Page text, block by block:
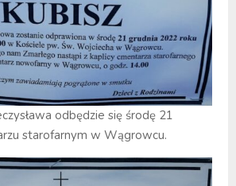
odbędzie się środę 21
starofarnym w Wągrowcu.